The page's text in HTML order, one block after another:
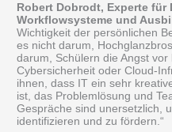
Robert Dobrodt, Experte für
Workflowsysteme und
Wichtigkeit der persönlichen
es nicht darum,
darum, Schülern die Angst
Cybersicherheit oder Cloud-
ihnen, dass IT ein sehr
ist, das Problemlösung und
Gespräche sind unersetzlich,
identifizieren und zu fördern.“